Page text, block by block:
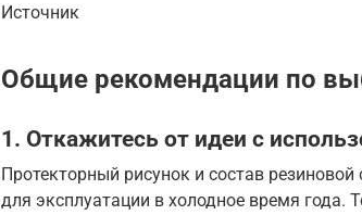
Источник
Общие рекомендации по
1. Откажитесь от идеи с
Протекторный рисунок и состав
для эксплуатации в холодное время года.